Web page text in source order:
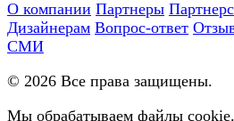
О компании Партнеры
Дизайнерам Вопрос-ответ
СМИ
© 2026 Все права защищены.
Мы обрабатываем файлы